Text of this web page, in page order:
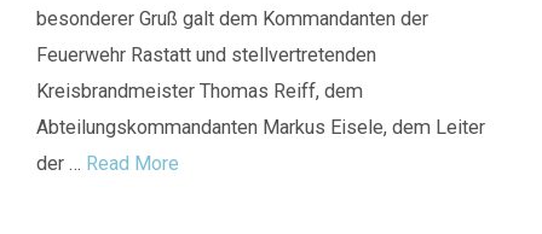
besonderer Gruß galt dem Kommandanten der
Feuerwehr Rastatt und stellvertretenden
Kreisbrandmeister Thomas Reiff, dem
Abteilungskommandanten Markus Eisele, dem Leiter
der … Read More